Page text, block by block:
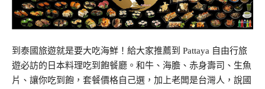
到泰國旅遊就是要大吃海鮮！給大家推薦到 Pattaya 自由行旅
遊必訪的日本料理吃到飽餐廳。和牛、海膽、赤身壽司、生魚
片、讓你吃到飽，套餐價格自己選，加上老闆是台灣人，說國